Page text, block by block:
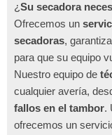
¿Su secadora
Ofrecemos un
secadoras,
para que su equipo
Nuestro equipo de
cualquier avería,
fallos en el tambor.
ofrecemos un